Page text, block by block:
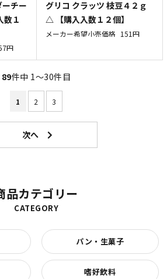
チー
数１
円
グリコ クラッツ 枝豆４２ｇ
△ 【購入入数１２個】
メーカー希望小売価格 151円
89件中 1〜30件目
1 2 3
品カテゴリー
CATEGORY
パン・生菓子
嗜好飲料